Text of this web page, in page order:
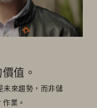
值。
未來趨勢，而非儲
業。